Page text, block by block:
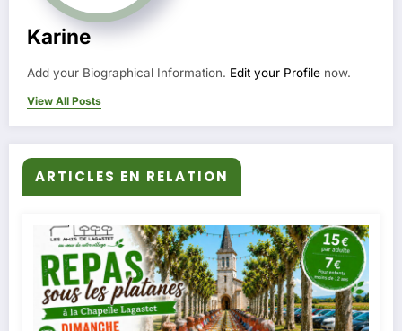
Karine
Add your Biographical Information. Edit your Profile now.
View All Posts
ARTICLES EN RELATION